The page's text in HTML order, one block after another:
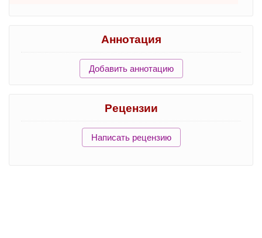
Аннотация
Добавить аннотацию
Рецензии
Написать рецензию